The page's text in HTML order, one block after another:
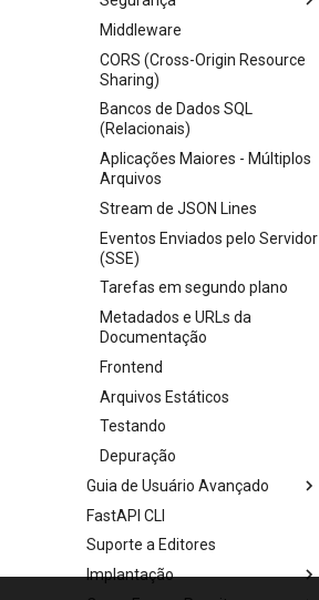
Subdependências
Dependências em
decoradores de operações
de rota
Dependências Globais
Dependências com yield
Segurança - Primeiros
Passos
Obter Usuário Atual
Simples OAuth2 com senha
e Bearer
OAuth2 com Senha (e
hashing), Bearer com tokens
Middleware
CORS (Cross-Origin Resource
Sharing)
Bancos de Dados SQL
(Relacionais)
Aplicações Maiores - Múltiplos
Arquivos
Stream de JSON Lines
Eventos Enviados pelo Servidor
(SSE)
Tarefas em segundo plano
Metadados e URLs da
Documentação
Frontend
Arquivos Estáticos
Testando
Depuração
Guia de Usuário Avançado
Transmitir dados
Configuração Avançada da
Operação de Rota
Códigos de status adicionais
FastAPI CLI
Suporte a Editores
Implantação